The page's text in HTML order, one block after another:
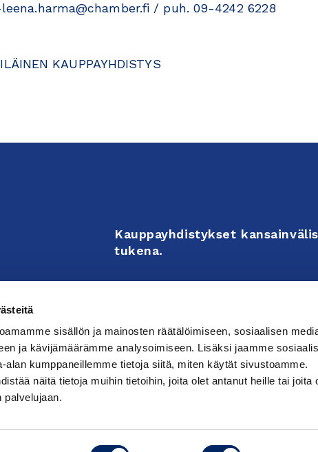
sisällön ja mainosten räätälöimiseen, sosiaalisen
ja kävijämäärämme analysoimiseen. Lisäksi jaamme
alan kumppaneillemme tietoja siitä, miten käytät sivustoamme.
näitä tietoja muihin tietoihin, joita olet antanut heille tai joita
palvelujaan.
/ puh. 09-4242 6228
KAUPPAYHDISTYS
Kauppayhdistykset
tukena.
activities.